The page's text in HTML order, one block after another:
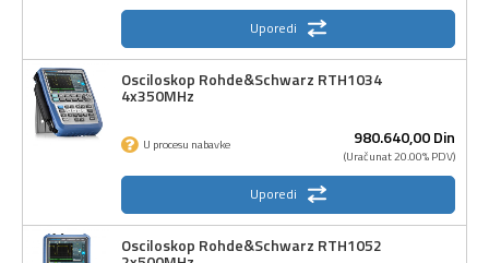
Uporedi
Osciloskop Rohde&Schwarz RTH1034
4x350MHz
980.640,00Din
(Uračunat 20.00% PDV)
U procesu nabavke
Uporedi
Osciloskop Rohde&Schwarz RTH1052